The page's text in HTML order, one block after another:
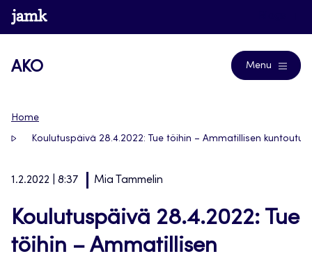
Siirry
suoraan
www.jamk.fi
AKO Menu
Home
Koulutuspäivä 28.4.2022: Tue töihin – Ammatillisen
1.2.2022 | 8:37 Mia Tammelin
Koulutuspäivä 28.4.2022: Tue
töihin – Ammatillisen